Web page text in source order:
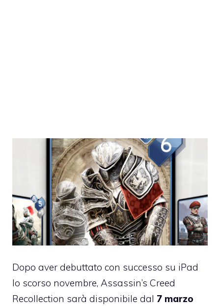
Dopo aver debuttato con successo su iPad
lo scorso novembre, Assassin’s Creed
Recollection sarà disponibile dal 7 marzo